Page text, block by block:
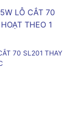
70 SL201 THAY